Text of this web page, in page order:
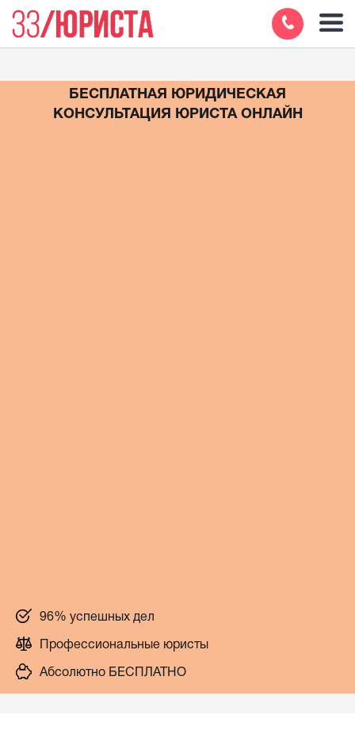
БЕСПЛАТНАЯ ЮРИДИЧЕСКАЯ
КОНСУЛЬТАЦИЯ ЮРИСТА ОНЛАЙН
96% успешных дел
Профессиональные юристы
Абсолютно БЕСПЛАТНО